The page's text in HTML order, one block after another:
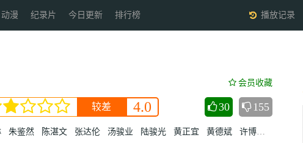
动漫 纪录片 今日更新 排行榜 播放记录
会员收藏
较差 4.0 30 155
朱鉴然 陈湛文 张达伦 汤骏业 陆骏光 黄正宜 黄德斌 许博文